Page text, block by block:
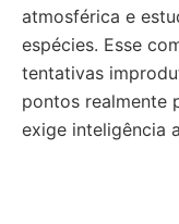
atmosférica e
espécies. Esse
tentativas
pontos realmente
exige inteligência